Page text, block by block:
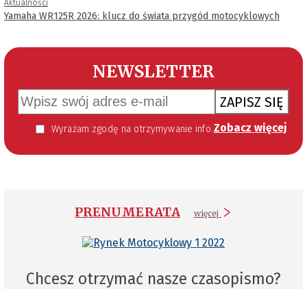
Aktualności
Yamaha WR125R 2026: klucz do świata przygód motocyklowych
NEWSLETTER
ZAPISZ SIĘ
Wyrażam zgodę na otrzymywanie informacji handlowej kierowanej do mnie za pomocą środków komunikacji elektronicznej w szczególności poczty elektronicznej zgodnie z przepisem art. 10 ust 2 ustawy z dnia 18 lipca 2002 roku o świadczeniu usług drogą elektroniczną (Dz. U. 144 z 2002 r. poz. 1204). Zgoda jest dobrowolna, jednak jej wyrażenie jest konieczne, aby otrzymywać newsletter. Zobacz więcej
PRENUMERATA więcej
Chcesz otrzymać nasze czasopismo?